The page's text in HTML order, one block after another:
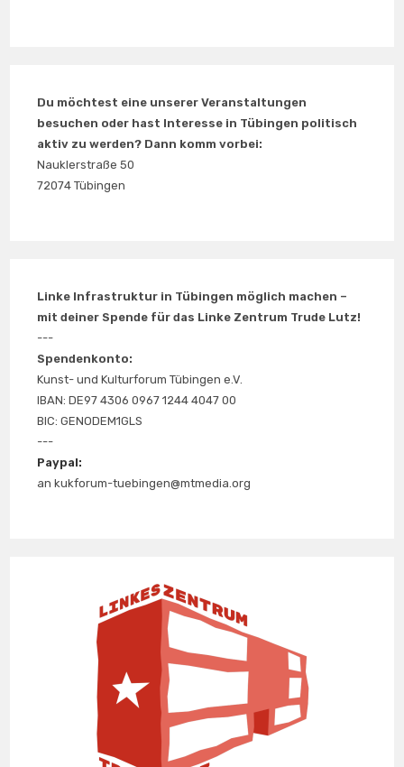
Du möchtest eine unserer Veranstaltungen
besuchen oder hast Interesse in Tübingen politisch
aktiv zu werden? Dann komm vorbei:
Nauklerstraße 50
72074 Tübingen
Linke Infrastruktur in Tübingen möglich machen –
mit deiner Spende für das Linke Zentrum Trude Lutz!
---
Spendenkonto:
Kunst- und Kulturforum Tübingen e.V.
IBAN: DE97 4306 0967 1244 4047 00
BIC: GENODEM1GLS
---
Paypal:
an kukforum-tuebingen@mtmedia.org